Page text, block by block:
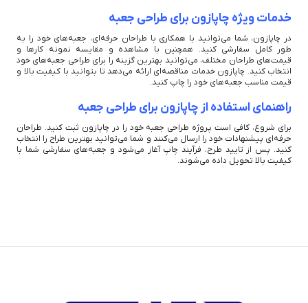
خدمات ویژه چاپازون برای طراحی جعبه
در چاپازون، شما می‌توانید با همکاری با طراحان حرفه‌ای، جعبه‌های خود را به
طور کامل سفارشی کنید. همچنین با مشاهده و مقایسه نمونه کارها و
قیمت‌های طراحان مختلف، می‌توانید بهترین گزینه را برای طراحی جعبه‌های خود
انتخاب کنید. چاپازون خدمات مناقصه‌ای ارائه می‌دهد تا بتوانید با کیفیت بالا و
قیمت مناسب جعبه‌های خود را چاپ کنید.
راهنمای استفاده از چاپازون برای طراحی جعبه
برای شروع، کافی است پروژه طراحی جعبه خود را در چاپازون ثبت کنید. طراحان
حرفه‌ای پیشنهادات خود را ارسال می‌کنند و شما می‌توانید بهترین طراح را انتخاب
کنید. پس از تایید طرح، فرآیند چاپ آغاز می‌شود و جعبه‌های سفارشی شما با
کیفیت بالا تحویل داده می‌شوند.